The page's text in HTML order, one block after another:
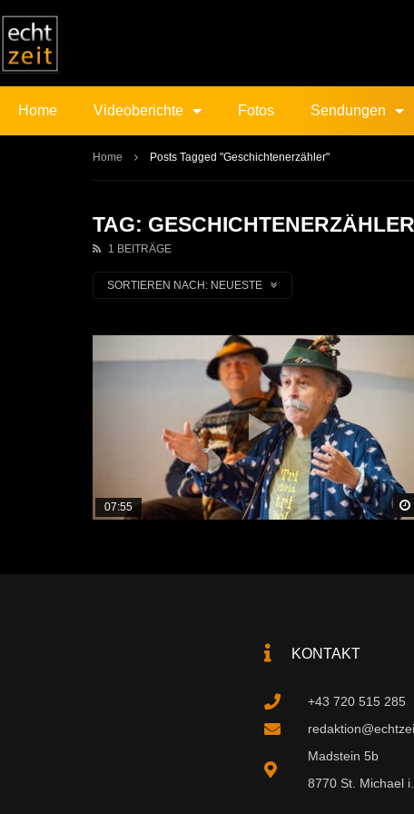
Home Videoberichte Fotos Sendungen
Home Posts Tagged "Geschichtenerzähler"
TAG: GESCHICHTENERZÄHLER
1 BEITRÄGE
SORTIEREN NACH: NEUESTE
07:55
KONTAKT
+43 720 515 285
Madstein 5b
8770 St. Michael i.